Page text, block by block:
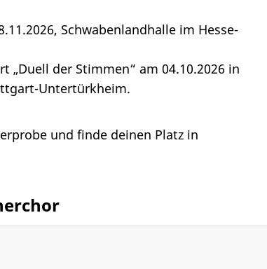
Schwabenlandhalle im Hesse-
„Duell der Stimmen“ am 04.10.2026 in
Untertürkheim.
und finde deinen Platz in